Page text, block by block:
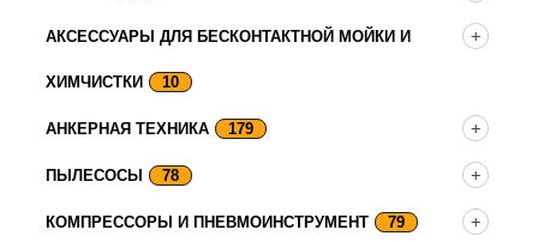
АКСЕССУАРЫ ДЛЯ БЕСКОНТАКТНОЙ МОЙКИ И
ХИМЧИСТКИ 10
АНКЕРНАЯ ТЕХНИКА 179
ПЫЛЕСОСЫ 78
КОМПРЕССОРЫ И ПНЕВМОИНСТРУМЕНТ 79